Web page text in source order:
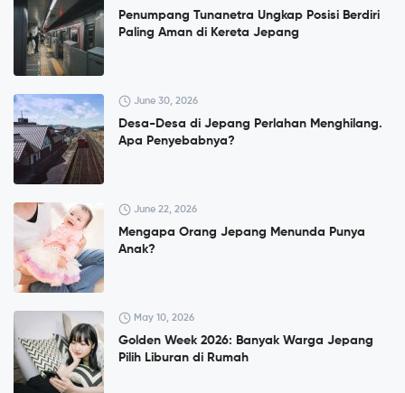
Penumpang Tunanetra Ungkap Posisi Berdiri
Paling Aman di Kereta Jepang
June 30, 2026
Desa-Desa di Jepang Perlahan Menghilang.
Apa Penyebabnya?
June 22, 2026
Mengapa Orang Jepang Menunda Punya
Anak?
May 10, 2026
Golden Week 2026: Banyak Warga Jepang
Pilih Liburan di Rumah